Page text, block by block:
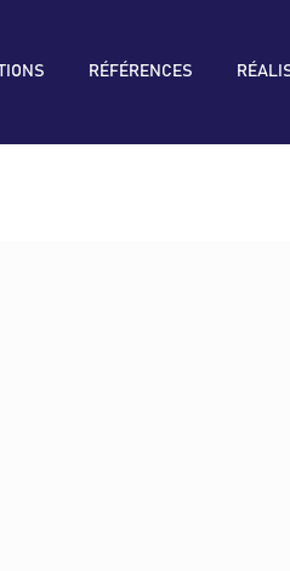
RÉFÉRENCES